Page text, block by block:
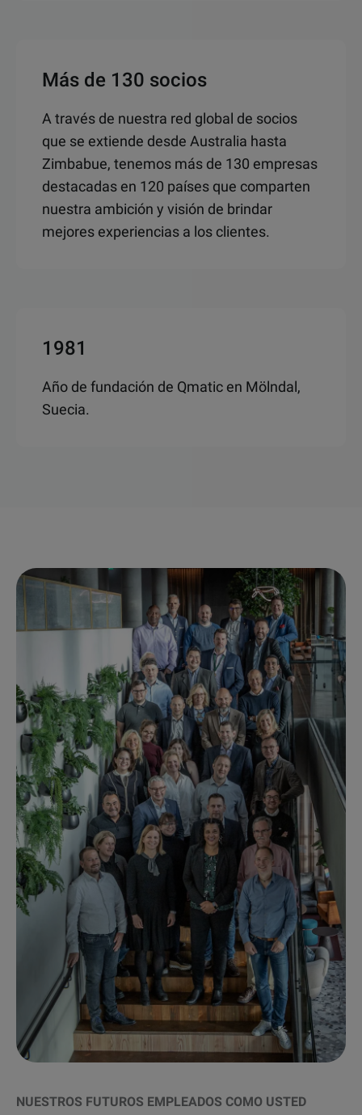
Más de 130 socios
A través de nuestra red global de socios
que se extiende desde Australia hasta
Zimbabue, tenemos más de 130 empresas
destacadas en 120 países que comparten
nuestra ambición y visión de brindar
mejores experiencias a los clientes.
1981
Año de fundación de Qmatic en Mölndal,
Suecia.
NUESTROS FUTUROS EMPLEADOS COMO USTED